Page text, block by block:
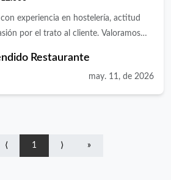
experiencia en hostelería, actitud
por el trato al cliente. Valoramos
la hostelería y disfrutas ofreciendo un
queremos conocerte.
Restaurante
may. 11, de 2026
⟨ 1 ⟩ »